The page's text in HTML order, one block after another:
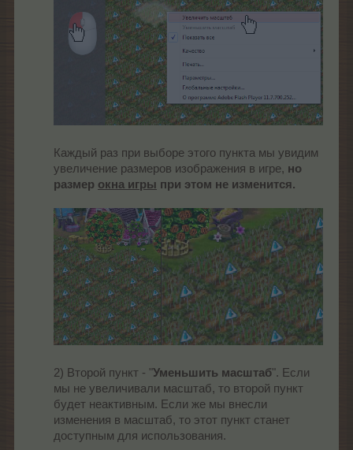
Каждый раз при выборе этого пункта мы увидим
увеличение размеров изображения в игре, но
размер окна игры при этом не изменится.
2) Второй пункт - "Уменьшить масштаб". Если
мы не увеличивали масштаб, то второй пункт
будет неактивным. Если же мы внесли
изменения в масштаб, то этот пункт станет
доступным для использования.